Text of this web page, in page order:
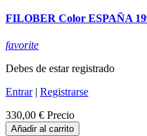
FILOBER Color ESPAÑA
favorite
Debes de estar registrado
Entrar| Registrarse
330,00 € Precio
Añadir al carrito